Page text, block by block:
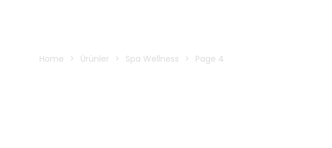
Home > Ürünler > Spa Wellness > Page 4